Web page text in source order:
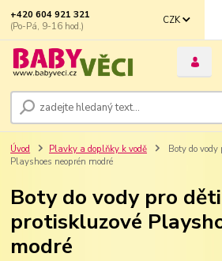
CZK
+420 604 921 321
(Po-Pá, 9-16 hod.)
Úvod Plavky a doplňky k vodě
Boty do
Playshoes neoprén modré
Boty do vody pro děti
protiskluzové
modré